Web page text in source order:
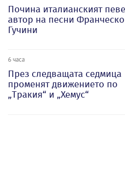
Почина италианският
автор на песни Франческо
Гучини
6 часа
През следващата седмица
променят движението по
„Тракия“ и „Хемус“